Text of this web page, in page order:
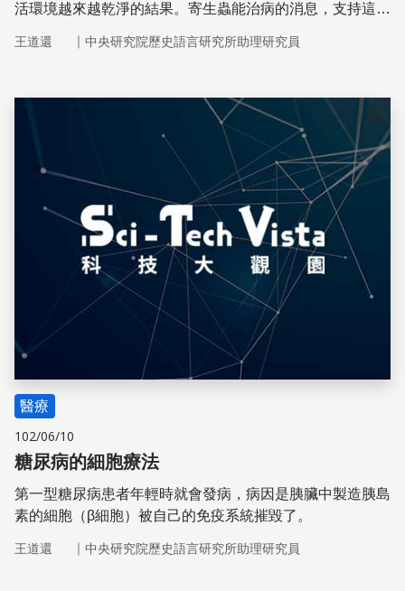
活環境越來越乾淨的結果。寄生蟲能治病的消息，支持這個
王道還 ｜ 中央研究院歷史語言研究所助理研究員
儲存
醫療
102/06/10
糖尿病的細胞療法
第一型糖尿病患者年輕時就會發病，病因是胰臟中製造胰島
素的細胞（β細胞）被自己的免疫系統摧毀了。
王道還 ｜ 中央研究院歷史語言研究所助理研究員